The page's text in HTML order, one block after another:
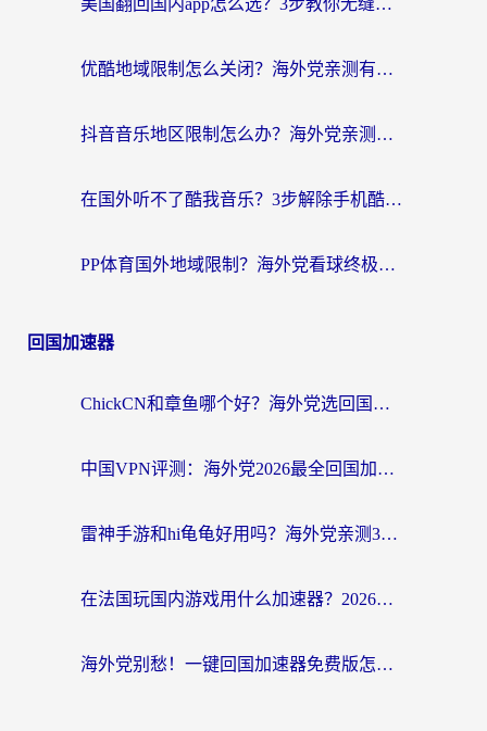
优酷地域限制怎么关闭？海外党亲测有效的追剧加速器选择指南
抖音音乐地区限制怎么办？海外党亲测有效的听歌自由指南
在国外听不了酷我音乐？3步解除手机酷我音乐海外限制，附实测好用加速器
PP体育国外地域限制？海外党看球终极方案：从欧洲杯到奥运会，中文解说不卡顿！
回国加速器
ChickCN和章鱼哪个好？海外党选回国加速器的3个关键维度 + 实用避坑指南
中国VPN评测：海外党2026最全回国加速器选择指南，告别地区限制不踩坑
雷神手游和hi龟龟好用吗？海外党亲测3款回国加速器，教你选对国外到国内加速器
在法国玩国内游戏用什么加速器？2026实测解决延迟卡顿的实用指南
海外党别愁！一键回国加速器免费版怎么选？从踩坑到流畅访问的全攻略